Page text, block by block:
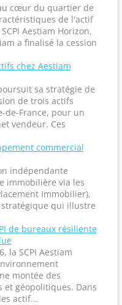
cœur du quartier de
de l'actif
Aestiam Horizon,
a finalisé la cession
chez Aestiam
sa stratégie de
de trois actifs
de-France, pour un
vendeur. Ces
commercial
indépendante
immobilière via les
Immobilier),
qui illustre
de bureaux résiliente
la SCPI Aestiam
montée des
et géopolitiques. Dans
actif...